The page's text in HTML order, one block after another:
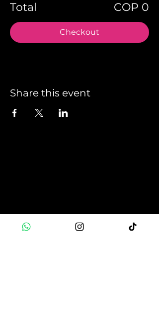
Total COP 0
Checkout
Share this event